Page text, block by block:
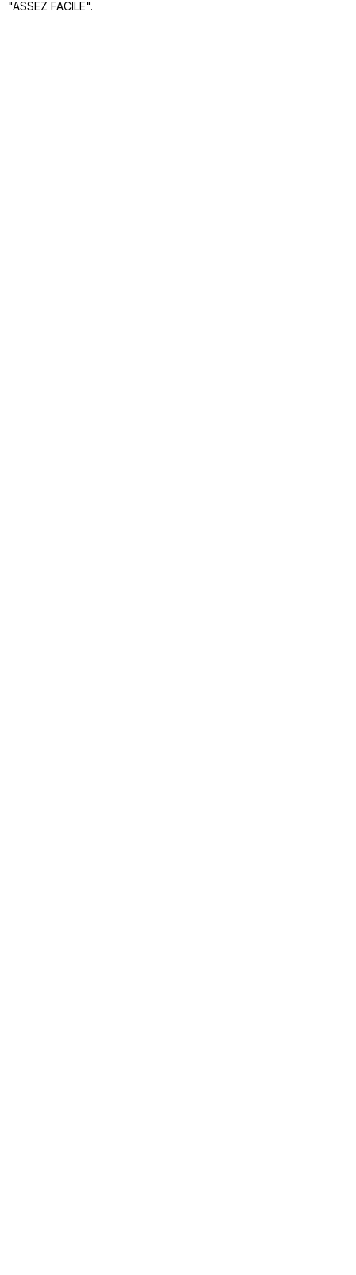
"ASSEZ FACILE".